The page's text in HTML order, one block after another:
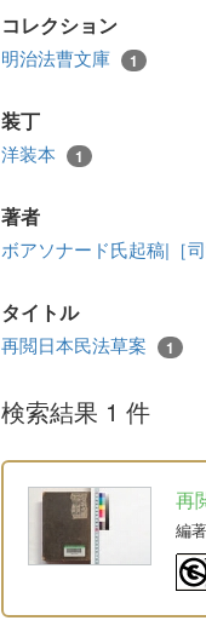
コレクション
明治法曹文庫 1
装丁
洋装本 1
著者
ボアソナード氏起稿|［
タイトル
再閲日本民法草案 1
検索結果 1 件
再
編